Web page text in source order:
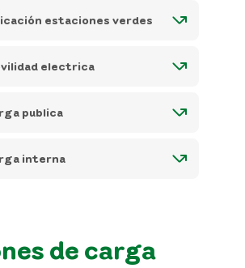
estaciones verdes
electrica
publica
interna
de carga